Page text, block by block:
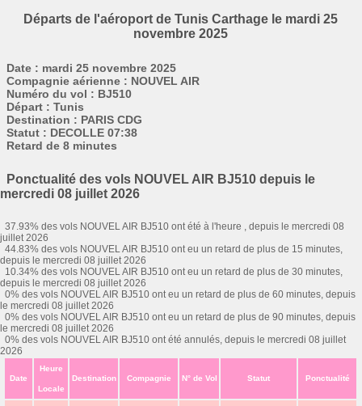
Départs de l'aéroport de Tunis Carthage le mardi 25
novembre 2025
Date : mardi 25 novembre 2025
Compagnie aérienne : NOUVEL AIR
Numéro du vol : BJ510
Départ : Tunis
Destination : PARIS CDG
Statut : DECOLLE 07:38
Retard de 8 minutes
Ponctualité des vols NOUVEL AIR BJ510 depuis le
mercredi 08 juillet 2026
37.93% des vols NOUVEL AIR BJ510 ont été à l'heure , depuis le mercredi 08
juillet 2026
44.83% des vols NOUVEL AIR BJ510 ont eu un retard de plus de 15 minutes,
depuis le mercredi 08 juillet 2026
10.34% des vols NOUVEL AIR BJ510 ont eu un retard de plus de 30 minutes,
depuis le mercredi 08 juillet 2026
0% des vols NOUVEL AIR BJ510 ont eu un retard de plus de 60 minutes, depuis
le mercredi 08 juillet 2026
0% des vols NOUVEL AIR BJ510 ont eu un retard de plus de 90 minutes, depuis
le mercredi 08 juillet 2026
0% des vols NOUVEL AIR BJ510 ont été annulés, depuis le mercredi 08 juillet
2026
Date
Heure
Locale
Destination Compagnie N° de Vol Statut Ponctualité